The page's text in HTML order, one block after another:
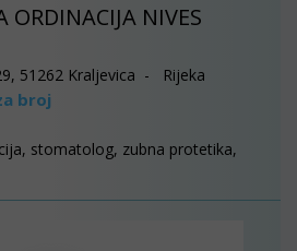
ORDINACIJA NIVES
51262 Kraljevica - Rijeka
broj
stomatolog, zubna protetika,